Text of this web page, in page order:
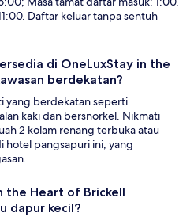
Daftar keluar tanpa sentuh
di OneLuxStay in the
berdekatan?
yang berdekatan seperti
kaki dan bersnorkel. Nikmati
2 kolam renang terbuka atau
hotel pangsapuri ini, yang
the Heart of Brickell
dapur kecil?